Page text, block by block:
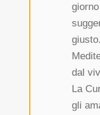
dal
La
gli